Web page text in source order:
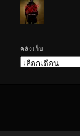
คลังเก็บ
คลัง